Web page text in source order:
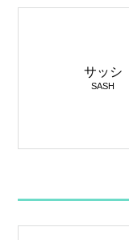
サッシ
SASH